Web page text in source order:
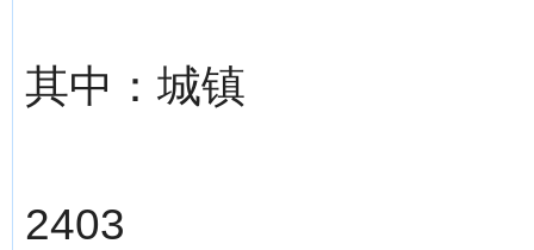
其中：城镇
2403